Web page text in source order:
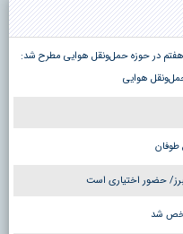
در حوزه حمل‌ونقل هوایی مطرح شد:
هوایی
حضور اختیاری است
شد